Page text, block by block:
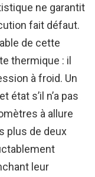
ne garantit
fait défaut.
de cette
thermique : il
à froid. Un
s’il n’a pas
à allure
plus de deux
leur